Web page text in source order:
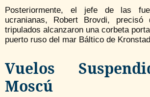
Posteriormente, el jefe de las
ucranianas, Robert Brovdi, precisó
tripulados alcanzaron una corbeta
puerto ruso del mar Báltico de
Vuelos
Moscú